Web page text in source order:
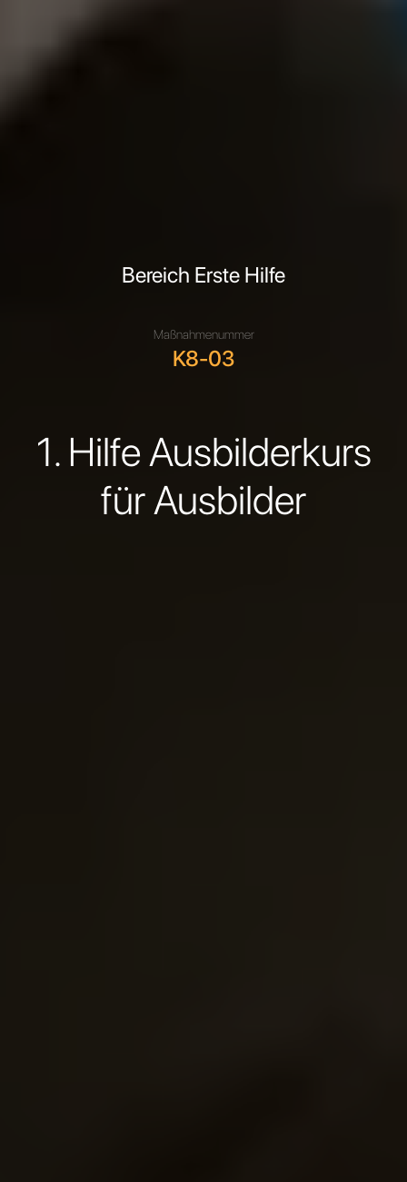
Bereich Erste Hilfe
Maßnahmenummer
K8-03
1. Hilfe Ausbilderkurs
für Ausbilder